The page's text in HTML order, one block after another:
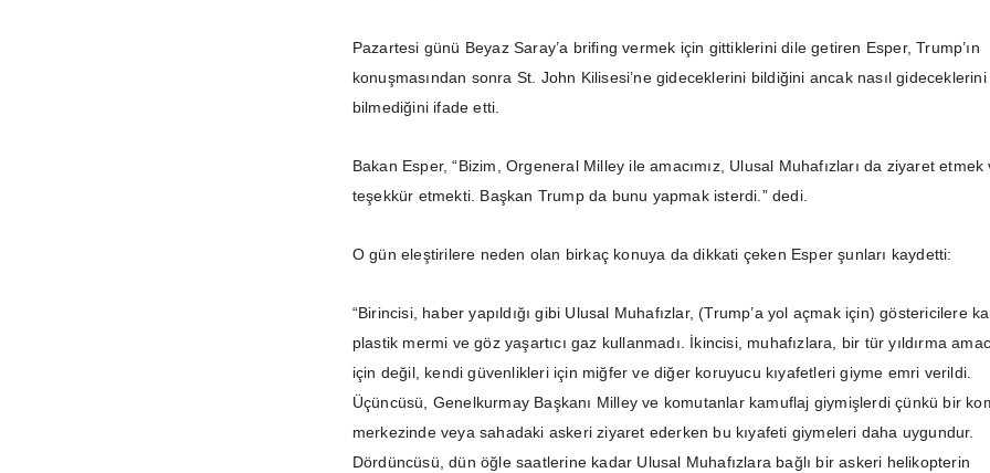
Pazartesi günü Beyaz Saray’a brifing vermek için gittiklerini dile getiren Esper, Trump’ın
konuşmasından sonra St. John Kilisesi’ne gideceklerini bildiğini ancak nasıl gideceklerini
bilmediğini ifade etti.
Bakan Esper, “Bizim, Orgeneral Milley ile amacımız, Ulusal Muhafızları da ziyaret etmek
teşekkür etmekti. Başkan Trump da bunu yapmak isterdi.” dedi.
O gün eleştirilere neden olan birkaç konuya da dikkati çeken Esper şunları kaydetti:
“Birincisi, haber yapıldığı gibi Ulusal Muhafızlar, (Trump’a yol açmak için) göstericilere
plastik mermi ve göz yaşartıcı gaz kullanmadı. İkincisi, muhafızlara, bir tür yıldırma
için değil, kendi güvenlikleri için miğfer ve diğer koruyucu kıyafetleri giyme emri verildi.
Üçüncüsü, Genelkurmay Başkanı Milley ve komutanlar kamuflaj giymişlerdi çünkü bir
merkezinde veya sahadaki askeri ziyaret ederken bu kıyafeti giymeleri daha uygundur.
Dördüncüsü, dün öğle saatlerine kadar Ulusal Muhafızlara bağlı bir askeri helikopterin